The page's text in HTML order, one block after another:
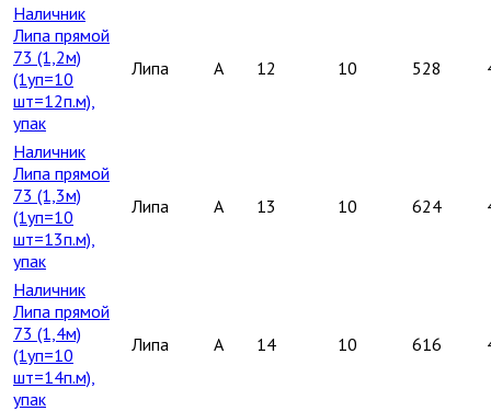
Наличник
Липа прямой
73 (1,2м)
(1уп=10
шт=12п.м),
упак
Липа A 12 10 528
Наличник
Липа прямой
73 (1,3м)
(1уп=10
шт=13п.м),
упак
Липа A 13 10 624
Наличник
Липа прямой
73 (1,4м)
(1уп=10
шт=14п.м),
упак
Липа A 14 10 616